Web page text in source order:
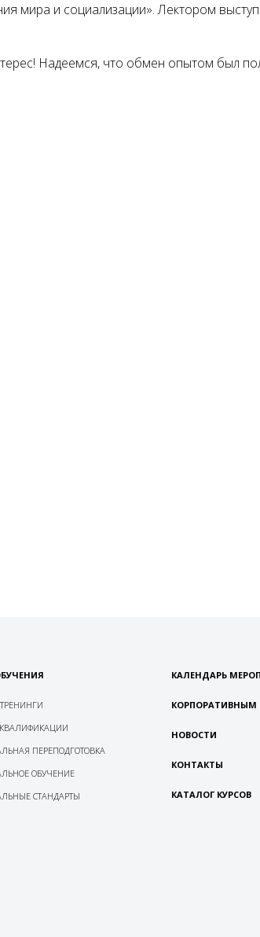
мира и социализации». Лектором
Надеемся, что обмен опытом был
ПЕРЕПОДГОТОВКА
ОБУЧЕНИЕ
СТАНДАРТЫ
КАЛЕНДАРЬ
КОРПОРАТИВНЫМ
НОВОСТИ
КОНТАКТЫ
КАТАЛОГ КУРСОВ